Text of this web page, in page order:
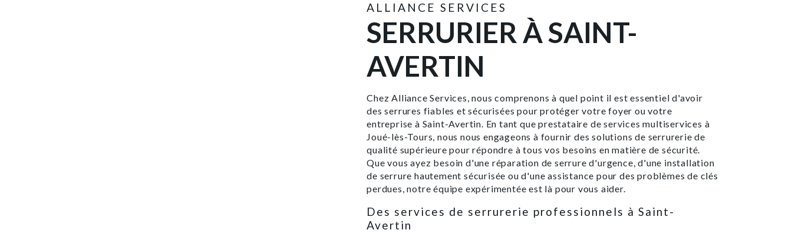
ALLIANCE SERVICES
SERRURIER À SAINT-
AVERTIN
Chez Alliance Services, nous comprenons à quel point il est essentiel d'avoir
des serrures fiables et sécurisées pour protéger votre foyer ou votre
entreprise à Saint-Avertin. En tant que prestataire de services multiservices à
Joué-lès-Tours, nous nous engageons à fournir des solutions de serrurerie de
qualité supérieure pour répondre à tous vos besoins en matière de sécurité.
Que vous ayez besoin d'une réparation de serrure d'urgence, d'une installation
de serrure hautement sécurisée ou d'une assistance pour des problèmes de clés
perdues, notre équipe expérimentée est là pour vous aider.
Des services de serrurerie professionnels à Saint-
Avertin